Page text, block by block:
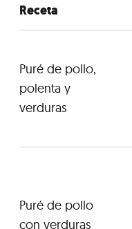
Receta
Puré de pollo,
polenta y
verduras
Puré de pollo
con verduras